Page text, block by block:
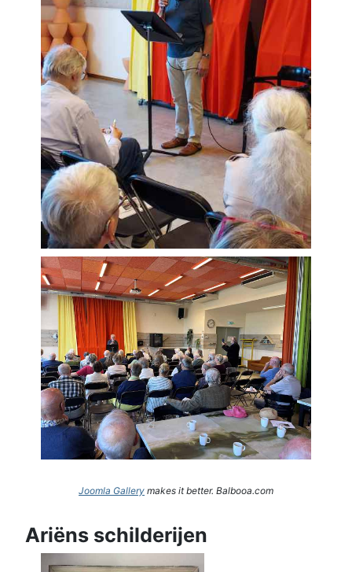
Joomla Gallery makes it better. Balbooa.com
Ariëns schilderijen